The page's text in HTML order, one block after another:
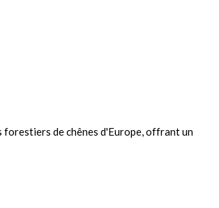
forestiers de chênes d'Europe, offrant un